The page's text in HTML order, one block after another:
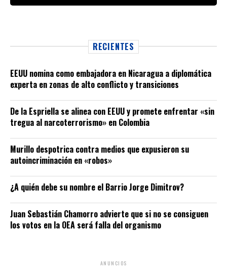
RECIENTES
EEUU nomina como embajadora en Nicaragua a diplomática
experta en zonas de alto conflicto y transiciones
De la Espriella se alinea con EEUU y promete enfrentar «sin
tregua al narcoterrorismo» en Colombia
Murillo despotrica contra medios que expusieron su
autoincriminación en «robos»
¿A quién debe su nombre el Barrio Jorge Dimitrov?
Juan Sebastián Chamorro advierte que si no se consiguen
los votos en la OEA será falla del organismo
ANUNCIOS